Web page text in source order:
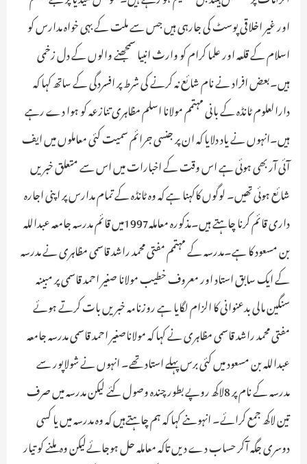
اور غیر اخلاقی پوسٹ کی جارہی ہیں جس سے ملت کے بہی خواہ مدارس کو
اسلام کے قلعہ اور علما کرام کو وارث انبیا سمجھنے والوں کے دل زخمی
ہیں۔بعض افراد نے نام شائع نہ کرنے کی شرط پر افسردگی کے ساتھ کہا کہ
دارالعلوم ٹانڈہ کے بانی مہتمم مولانا اسلم مظاہری تنازعہ کو ہوا دے رہے
ہیں۔انہوں نے یاد دلایا کہ ان پر جنسی جرائم سمیت کئی معاملوں میں ایف
آئی آر بھی ہوئی ہے اس وقت کے اخبارات میں اس سے متعلق خبریں
شائع ہوئی تھیں۔ لوگوں کاکہنا ہے کہ وہ ٹانڈہ کے تمام مدارس پر اپنی اجارہ
داری قائم کرنا چاہتے ہیں۔مذکورہ معاملہ1997میں قائم مدرسہ جامعہ عبداللہ
بن مسعود کا ہے۔مدرسہ کے مہتمم مفتی محمد راشد قاسمی مظاہری نے مدرسہ
کے ایک سابق استاد اور معروف خطیب مولانا صغیر احمد قاسمی پر مبینہ
سنگین مالی بدعنوانی کا الزام لگایا ہے روزنامہ خبریں بات کرتے ہوئے
مفتی محمد راشد قاسمی مظاہری نے کہا کہ مولاناصغیر احمد قاسمی مدرسہ جامعہ
عبداللہ بن مسعود میں کئی برس پہلے استاد تھے۔ انہوں نے شولاپور سے
مدرسہ کے نام پر 8لاکھ روپے بطور چندہ وصول کئے لیکن مدرسہ میں صرف
تین لاکھ جمع کرائے۔ انہوںنے کہا کہ ہم چاہتےہیں کہ وہ مدرسہ میں یا کسی
دوسری جگہ آکر حساب دے دیں تاکہ معاملہ حل ہوجائےلیکن وہ ملنے کو تیار